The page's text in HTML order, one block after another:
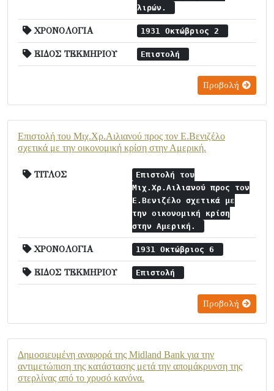
λιρών.
ΧΡΟΝΟΛΟΓΙΑ 1931 Οκτώβριος 2
ΕΙΔΟΣ ΤΕΚΜΗΡΙΟΥ Επιστολή
Προβολή
Επιστολή του Μιχ.Χρ.Αιλιανού προς τον Ε.Βενιζέλο
σχετικά με την οικονομική κρίση στην Αμερική.
ΤΙΤΛΟΣ
Επιστολή του
Μιχ.Χρ.Αιλιανού προς τον
Ε.Βενιζέλο σχετικά με
την οικονομική κρίση
στην Αμερική.
ΧΡΟΝΟΛΟΓΙΑ 1931 Οκτώβριος 6
ΕΙΔΟΣ ΤΕΚΜΗΡΙΟΥ Επιστολή
Προβολή
Δημοσιευμένη αναφορά της Midland Bank για την
αντιμετώπιση της κατάστασης μετά την απομάκρυνση της
στερλίνας από το χρυσό κανόνα.